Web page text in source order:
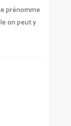
prénomme
on peut y